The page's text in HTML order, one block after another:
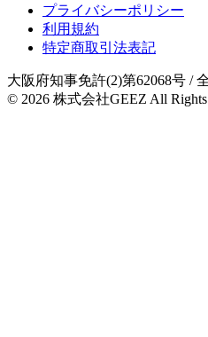
プライバシーポリシー
利用規約
特定商取引法表記
大阪府知事免許(2)第62068号 /
© 2026 株式会社GEEZ All Rights